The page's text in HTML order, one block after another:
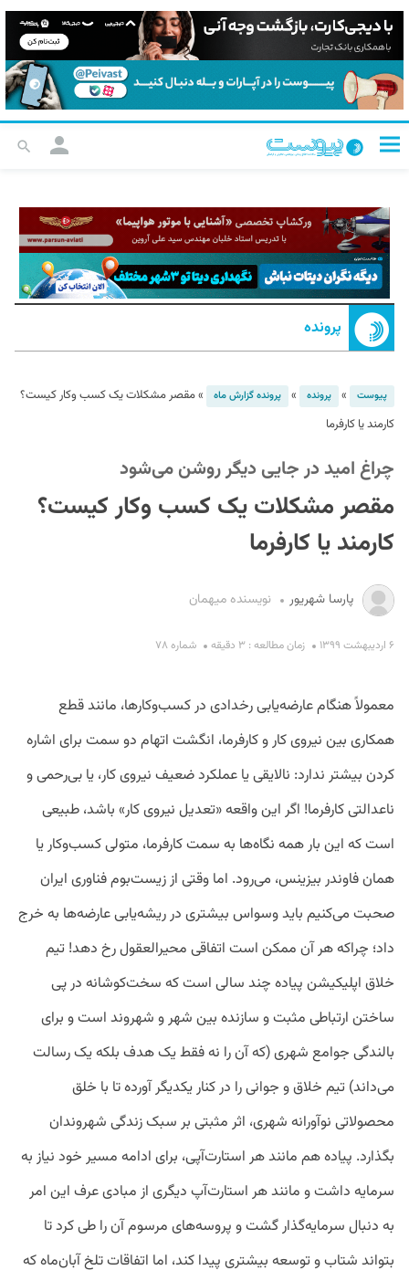
پرونده
پیوست » پرونده » پرونده گزارش ماه »مقصر مشکلات یک کسب وکار کیست؟
کارمند یا کارفرما
چراغ امید در جایی دیگر روشن می‌شود
مقصر مشکلات یک کسب وکار کیست؟
کارمند یا کارفرما
پارسا شهریور نویسنده میهمان
۶ اردیبهشت ۱۳۹۹ زمان مطالعه : ۳ دقیقه شماره ۷۸
معمولاً هنگام عارضه‌یابی رخدادی در کسب‌و‌کارها، مانند قطع
همکاری بین نیروی کار و کارفرما، انگشت اتهام دو سمت برای اشاره
کردن بیشتر ندارد: نالایقی یا عملکرد ضعیف نیروی کار، یا بی‌رحمی و
ناعدالتی کارفرما! اگر این واقعه «تعدیل نیروی کار» باشد، طبیعی‌
است که این ‌بار همه نگاه‌ها به سمت کارفرما، متولی کسب‌و‌کار یا
همان فاوندر بیزینس، می‌رود. اما وقتی از زیست‌بوم فناوری ایران
صحبت می‌کنیم باید وسواس بیشتری در ریشه‌یابی عارضه‌ها به خرج
داد؛ چراکه هر آن ممکن است اتفاقی محیرالعقول رخ دهد! تیم
خلاق اپلیکیشن پیاده چند سالی‌ است که سخت‌کوشانه در پی
ساختن ارتباطی مثبت و سازنده بین شهر و شهروند است و برای
بالندگی جوامع شهری (که آن را نه فقط یک هدف بلکه یک رسالت
می‌داند) تیم خلاق و جوانی را در کنار یکدیگر آورده تا با خلق
محصولاتی نوآورانه شهری، اثر مثبتی بر سبک زندگی شهروندان
بگذارد. پیاده هم مانند هر استارت‌آپی، برای ادامه مسیر خود نیاز به
سرمایه داشت و مانند هر استارت‌آپ دیگری از مبادی عرف این امر
به دنبال سرمایه‌گذار گشت و پروسه‌های مرسوم آن را طی کرد تا
بتواند شتاب و توسعه بیشتری پیدا کند، اما اتفاقات تلخ آبان‌ماه که